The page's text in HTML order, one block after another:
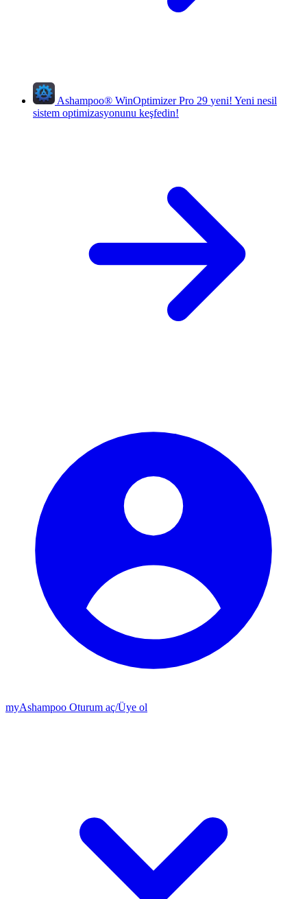
Ashampoo® WinOptimizer Pro 29 yeni! Yeni nesil
sistem optimizasyonunu keşfedin!
myAshampoo Oturum aç/Üye ol